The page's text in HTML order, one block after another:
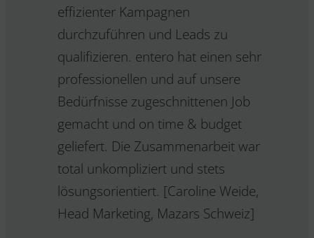
effizienter Kampagnen
durchzuführen und Leads zu
qualifizieren. entero hat einen sehr
professionellen und auf unsere
Bedürfnisse zugeschnittenen Job
gemacht und on time & budget
geliefert. Die Zusammenarbeit war
total unkompliziert und stets
lösungsorientiert. [Caroline Weide,
Head Marketing, Mazars Schweiz]